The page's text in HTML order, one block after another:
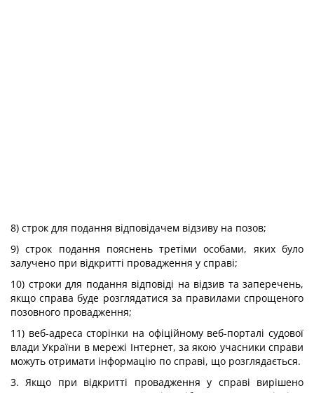
8) строк для подання відповідачем відзиву на позов;
9) строк подання пояснень третіми особами, яких було
залучено при відкритті провадження у справі;
10) строки для подання відповіді на відзив та заперечень,
якщо справа буде розглядатися за правилами спрощеного
позовного провадження;
11) веб-адреса сторінки на офіційному веб-порталі судової
влади України в мережі Інтернет, за якою учасники справи
можуть отримати інформацію по справі, що розглядається.
3. Якщо при відкритті провадження у справі вирішено